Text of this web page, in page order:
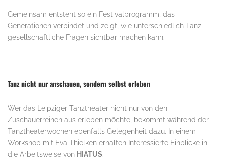
Gemeinsam entsteht so ein Festivalprogramm, das
Generationen verbindet und zeigt, wie unterschiedlich Tanz
gesellschaftliche Fragen sichtbar machen kann.
Tanz nicht nur anschauen, sondern selbst erleben
Wer das Leipziger Tanztheater nicht nur von den
Zuschauerreihen aus erleben möchte, bekommt während der
Tanztheaterwochen ebenfalls Gelegenheit dazu. In einem
Workshop mit Eva Thielken erhalten Interessierte Einblicke in
die Arbeitsweise von HIATUS.